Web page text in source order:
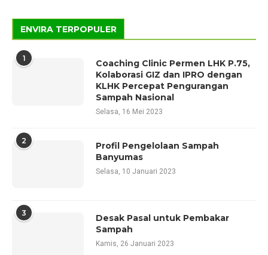
ENVIRA TERPOPULER
1
Coaching Clinic Permen LHK P.75,
Kolaborasi GIZ dan IPRO dengan
KLHK Percepat Pengurangan
Sampah Nasional
Selasa, 16 Mei 2023
2
Profil Pengelolaan Sampah
Banyumas
Selasa, 10 Januari 2023
3
Desak Pasal untuk Pembakar
Sampah
Kamis, 26 Januari 2023